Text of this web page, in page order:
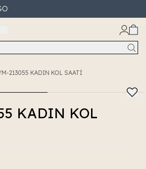
213055 KADIN KOL SAATİ
KADIN KOL